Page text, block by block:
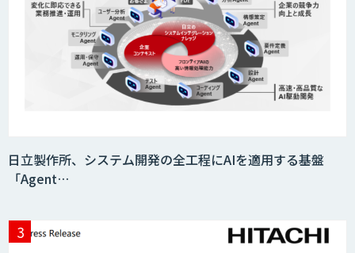
需要予測＋業務最適化AIシステム
『KISS』
日立製作所、システム開発の全工程にAIを適用する基盤
「Agent…